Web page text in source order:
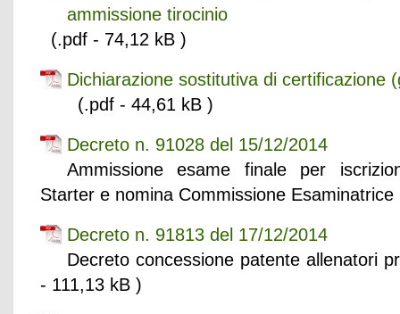
ammissione tirocinio
(.pdf - 74,12 kB )
Dichiarazione sostitutiva di certificazione
(.pdf - 44,61 kB )
Decreto n. 91028 del 15/12/2014
Ammissione esame finale per
Starter e nomina Commissione
Decreto n. 91813 del 17/12/2014
Decreto concessione patente allenatori
- 111,13 kB )